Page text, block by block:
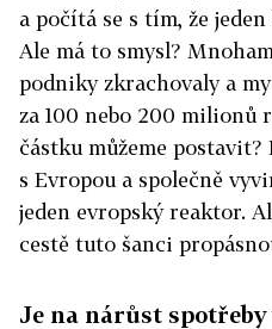
a počítá se s tím, že
Ale má to smysl?
podniky zkrachovaly a
za 100 nebo 200 milionů
částku můžeme
s Evropou a společně
jeden evropský reaktor.
cestě tuto šanci
Je na nárůst